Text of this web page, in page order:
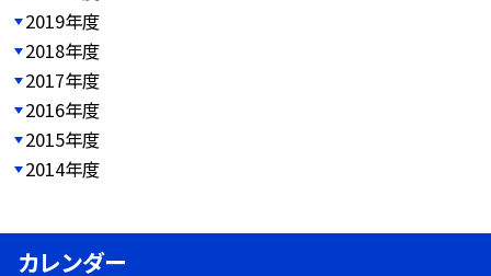
2019年度
2018年度
2017年度
2016年度
2015年度
2014年度
カレンダー